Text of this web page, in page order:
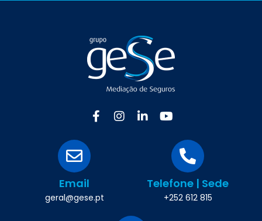
Email
geral@gese.pt
Telefone | Sede
+252 612 815